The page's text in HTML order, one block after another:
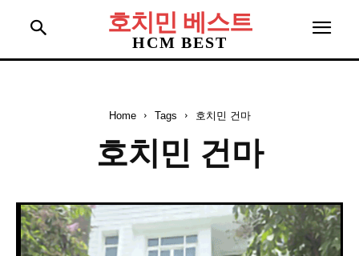
호치민 베스트
HCM BEST
Home Tags 호치민 건마
호치민 건마